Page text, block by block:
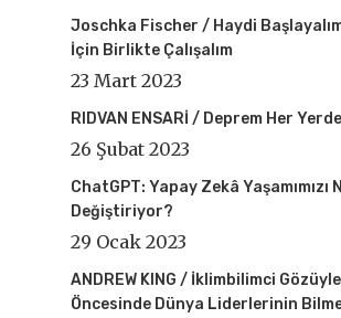
Joschka Fischer / Haydi
İçin Birlikte Çalışalım
23 Mart 2023
RIDVAN ENSARİ / Deprem Her Yerde
26 Şubat 2023
ChatGPT: Yapay Zekâ Yaşamımızı
Değiştiriyor?
29 Ocak 2023
ANDREW KING / İklimbilimci
Öncesinde Dünya Liderlerinin